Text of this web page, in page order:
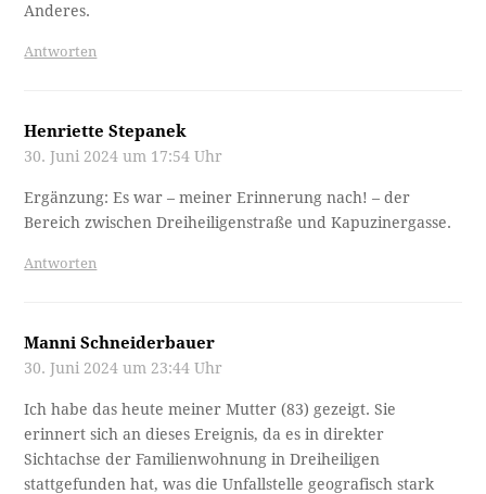
Anderes.
Antworten
Henriette Stepanek
30. Juni 2024 um 17:54 Uhr
Ergänzung: Es war – meiner Erinnerung nach! – der
Bereich zwischen Dreiheiligenstraße und Kapuzinergasse.
Antworten
Manni Schneiderbauer
30. Juni 2024 um 23:44 Uhr
Ich habe das heute meiner Mutter (83) gezeigt. Sie
erinnert sich an dieses Ereignis, da es in direkter
Sichtachse der Familienwohnung in Dreiheiligen
stattgefunden hat, was die Unfallstelle geografisch stark